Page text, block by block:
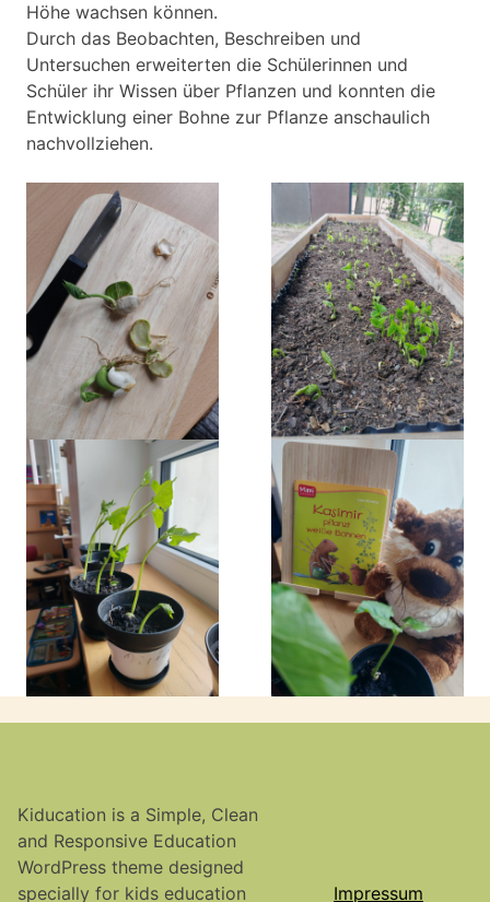
Höhe wachsen können.
Durch das Beobachten, Beschreiben und
Untersuchen erweiterten die Schülerinnen und
Schüler ihr Wissen über Pflanzen und konnten die
Entwicklung einer Bohne zur Pflanze anschaulich
nachvollziehen.
Kiducation is a Simple, Clean
and Responsive Education
WordPress theme designed
specially for kids education
Impressum